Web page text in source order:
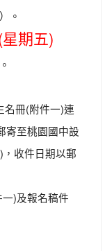
。
期五)
。
名冊(附件一)連
寄至桃園國中設
收件日期以郵
)及報名稿件